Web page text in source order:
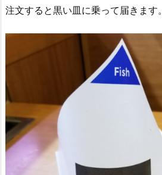
注文すると黒い皿に乗って届きます。